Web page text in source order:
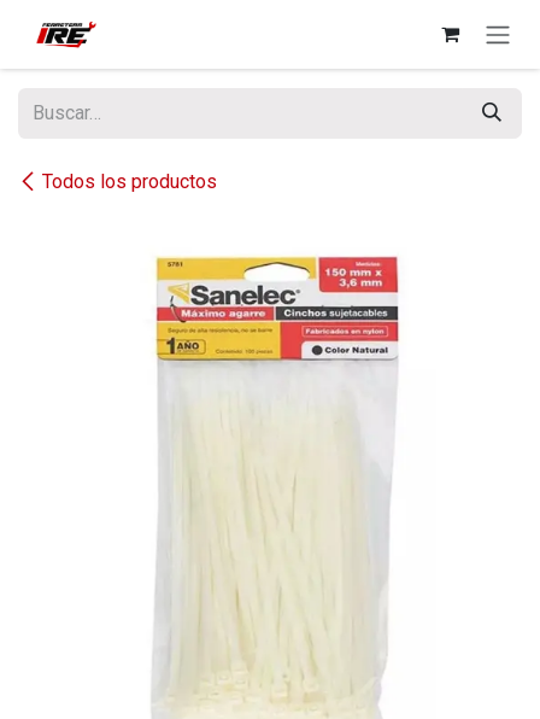
Todos los productos